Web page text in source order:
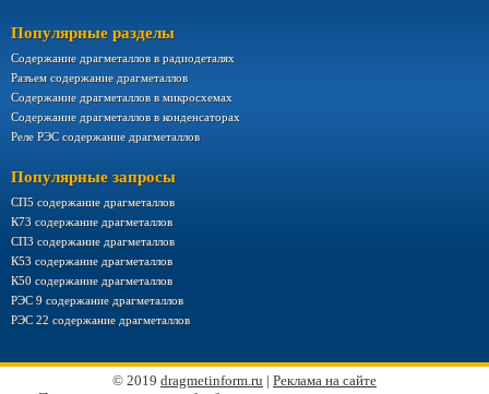
Популярные разделы
Содержание драгметаллов в радиодеталях
Разъем содержание драгметаллов
Содержание драгметаллов в микросхемах
Содержание драгметаллов в конденсаторах
Реле РЭС содержание драгметаллов
Популярные запросы
СП5 содержание драгметаллов
К73 содержание драгметаллов
СП3 содержание драгметаллов
К53 содержание драгметаллов
К50 содержание драгметаллов
РЭС 9 содержание драгметаллов
РЭС 22 содержание драгметаллов
© 2019 dragmetinform.ru | Реклама на сайте